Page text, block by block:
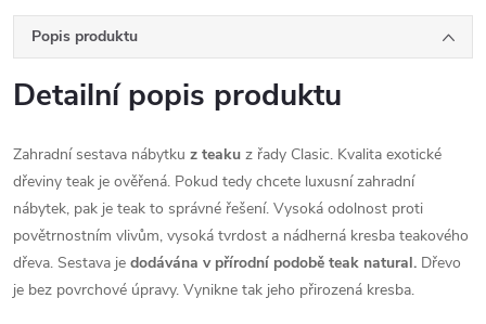
Popis produktu
Detailní popis produktu
Zahradní sestava nábytku z teaku z řady Clasic. Kvalita exotické
dřeviny teak je ověřená. Pokud tedy chcete luxusní zahradní
nábytek, pak je teak to správné řešení. Vysoká odolnost proti
povětrnostním vlivům, vysoká tvrdost a nádherná kresba teakového
dřeva. Sestava je dodávána v přírodní podobě teak natural. Dřevo
je bez povrchové úpravy. Vynikne tak jeho přirozená kresba.